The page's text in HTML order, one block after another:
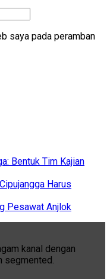
saya pada peramban
Bentuk Tim Kajian
Harus
Pesawat Anjlok
kanal dengan
segmented.